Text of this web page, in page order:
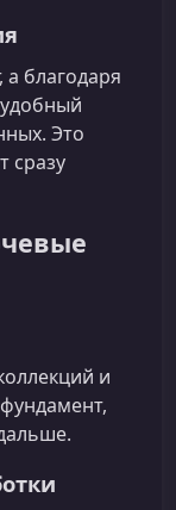
а благодаря
Это
сразу
и